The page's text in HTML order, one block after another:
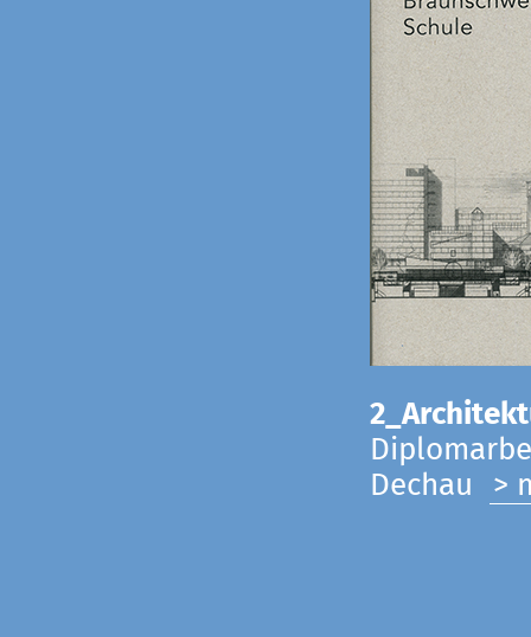
Dechau
>